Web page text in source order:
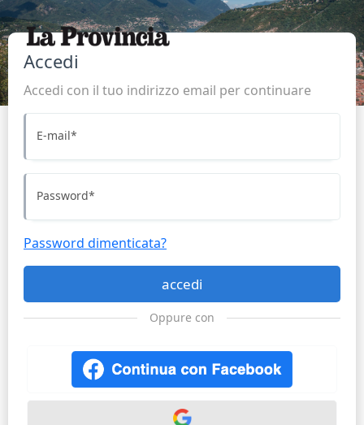
Accedi
Accedi con il tuo indirizzo email per continuare
E-mail*
Password*
Password dimenticata?
accedi
Oppure con